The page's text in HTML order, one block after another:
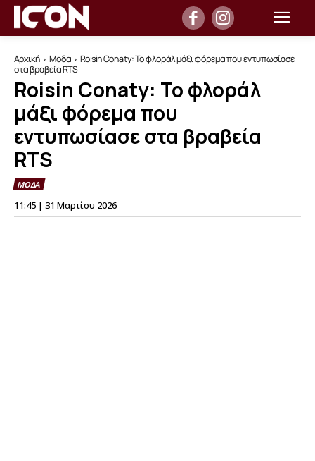
Αρχική Μοδα
Roisin Conaty: Το φλοράλ μάξι φόρεμα που εντυπωσίασε
στα βραβεία RTS
Roisin Conaty: Το φλοράλ
μάξι φόρεμα που
εντυπωσίασε στα βραβεία
RTS
ΜΟΔΑ
11:45 | 31 Μαρτίου 2026